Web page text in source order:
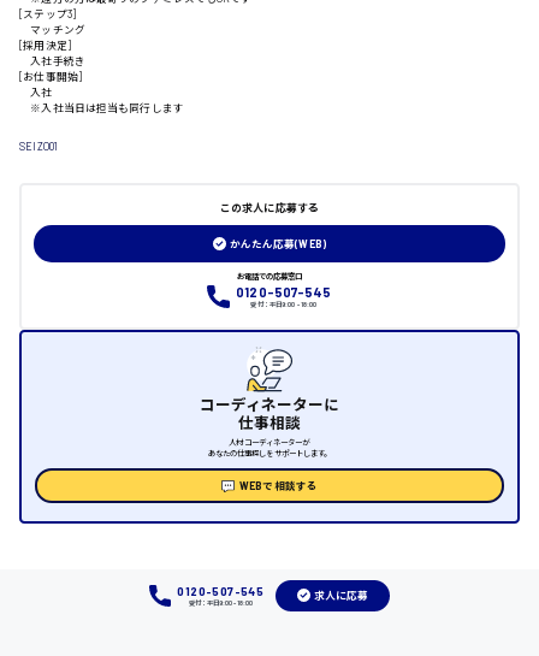
山口県
日給制すべて
時給1000円～
[ステップ3]
マッチング
[採用決定]
入社手続き
[お仕事開始]
入社
※入社当日は担当も同行します
SEIZO01
この求人に応募する
かんたん応募(WEB)
お電話での応募窓口
0120-507-545
受付：平日9:00 - 18:00
コーディネーターに
仕事相談
人材コーディネーターが
あなたの仕事探しをサポートします。
WEBで相談する
0120-507-545
受付：平日9:00 - 18:00
求人に応募